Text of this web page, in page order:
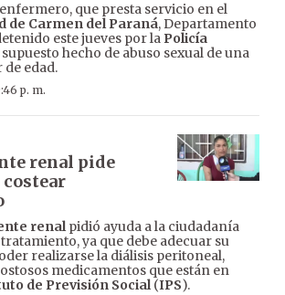
que presta servicio en el
de Carmen del Paraná, Departamento
este jueves por la Policía
hecho de abuso sexual de una
edad.
p. m.
renal pide
costear
renalpidió ayuda a la ciudadanía
ya que debe adecuar su
realizarse la diálisis peritoneal,
medicamentos que están en
de Previsión Social(IPS).